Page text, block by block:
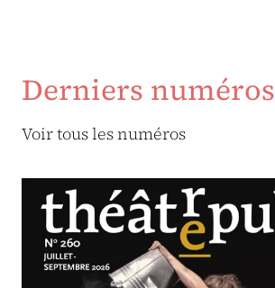
Derniers numéros
Voir tous les numéros